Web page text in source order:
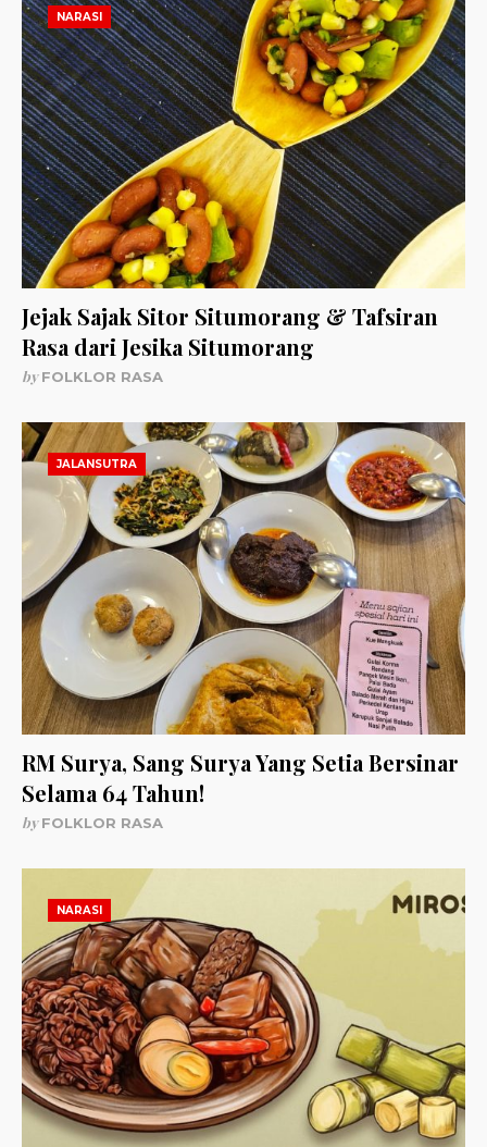
NARASI
Jejak Sajak Sitor Situmorang & Tafsiran
Rasa dari Jesika Situmorang
byFOLKLOR RASA
JALANSUTRA
RM Surya, Sang Surya Yang Setia Bersinar
Selama 64 Tahun!
byFOLKLOR RASA
NARASI